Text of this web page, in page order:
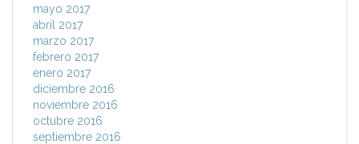
mayo 2017
abril 2017
marzo 2017
febrero 2017
enero 2017
diciembre 2016
noviembre 2016
octubre 2016
septiembre 2016